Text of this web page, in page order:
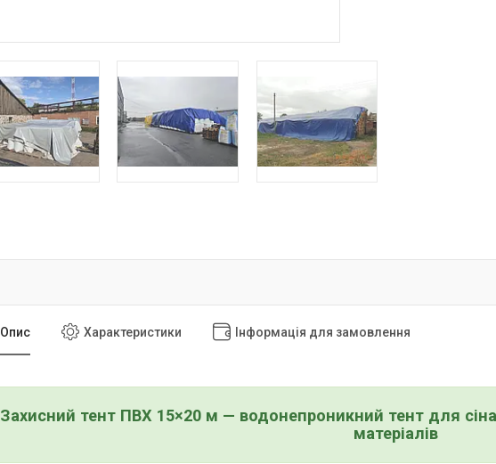
Опис Характеристики Інформація для замовлення
Захисний тент ПВХ 15×20 м — водонепроникний тент для сіна
матеріалів